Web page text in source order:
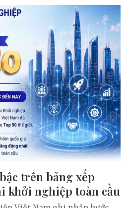
trên bảng xếp
khởi nghiệp toàn cầu